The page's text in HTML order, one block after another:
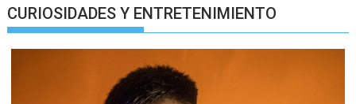
CURIOSIDADES Y ENTRETENIMIENTO